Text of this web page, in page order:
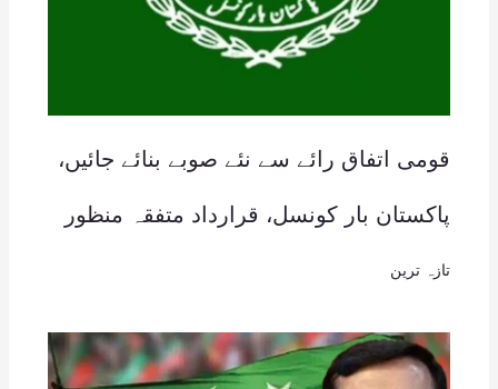
قومی اتفاق رائے سے نئے صوبے بنائے جائیں،
پاکستان بار کونسل، قرارداد متفقہ منظور
تازہ ترین